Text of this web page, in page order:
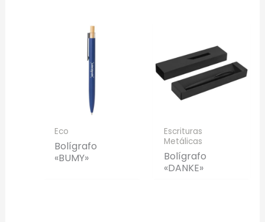
Eco
Bolígrafo
«BUMY»
Escrituras
Metálicas
Bolígrafo
«DANKE»